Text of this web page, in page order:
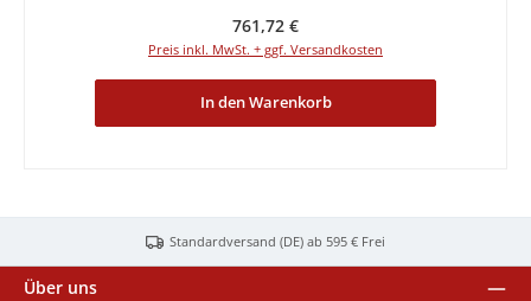
Regulärer Preis:
761,72 €
Preis inkl. MwSt. + ggf. Versandkosten
In den Warenkorb
Standardversand (DE) ab 595 € Frei
Über uns